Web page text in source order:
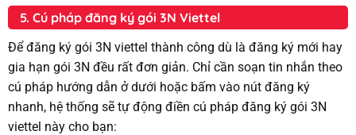
5. Cú pháp đăng ký gói 3N Viettel
Để đăng ký gói 3N viettel thành công dù là đăng ký mới hay
gia hạn gói 3N đều rất đơn giản. Chỉ cần soạn tin nhắn theo
cú pháp hướng dẫn ở dưới hoặc bấm vào nút đăng ký
nhanh, hệ thống sẽ tự động điền cú pháp đăng ký gói 3N
viettel này cho bạn: